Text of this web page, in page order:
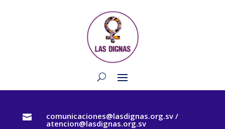
 comunicaciones@lasdignas.org.sv /
atencion@lasdignas.org.sv